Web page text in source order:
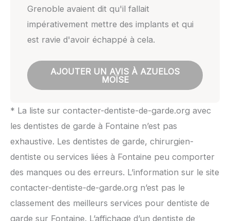
Grenoble avaient dit qu'il fallait
impérativement mettre des implants et qui
est ravie d'avoir échappé à cela.
AJOUTER UN AVIS À AZUELOS
MOÏSE
* La liste sur contacter-dentiste-de-garde.org avec
les dentistes de garde à Fontaine n’est pas
exhaustive. Les dentistes de garde, chirurgien-
dentiste ou services liées à Fontaine peu comporter
des manques ou des erreurs. L’information sur le site
contacter-dentiste-de-garde.org n’est pas le
classement des meilleurs services pour dentiste de
garde sur Fontaine. L’affichage d’un dentiste de